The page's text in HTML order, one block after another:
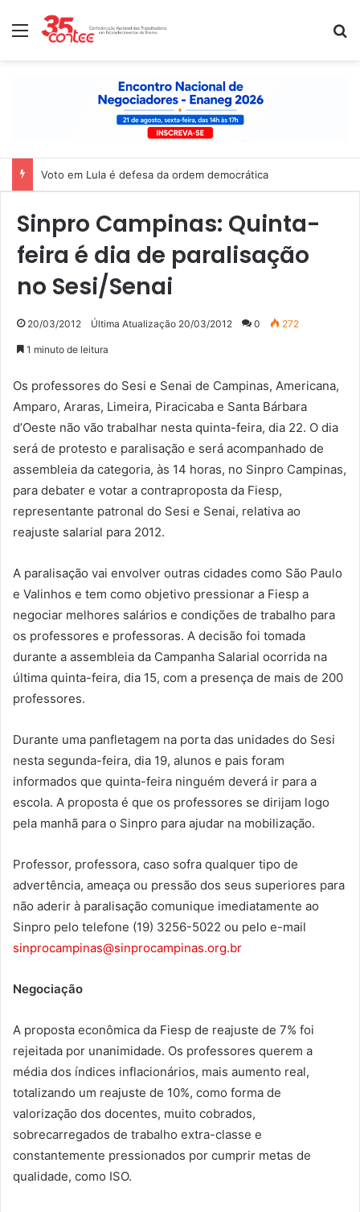
Menu
Voto em Lula é defesa da ordem democrática
Sinpro Campinas: Quinta-
feira é dia de paralisação
no Sesi/Senai
20/03/2012 Última Atualização 20/03/2012 0 272
1 minuto de leitura
Os professores do Sesi e Senai de Campinas, Americana,
Amparo, Araras, Limeira, Piracicaba e Santa Bárbara
d’Oeste não vão trabalhar nesta quinta-feira, dia 22. O dia
será de protesto e paralisação e será acompanhado de
assembleia da categoria, às 14 horas, no Sinpro Campinas,
para debater e votar a contraproposta da Fiesp,
representante patronal do Sesi e Senai, relativa ao
reajuste salarial para 2012.
A paralisação vai envolver outras cidades como São Paulo
e Valinhos e tem como objetivo pressionar a Fiesp a
negociar melhores salários e condições de trabalho para
os professores e professoras. A decisão foi tomada
durante a assembleia da Campanha Salarial ocorrida na
última quinta-feira, dia 15, com a presença de mais de 200
professores.
Durante uma panfletagem na porta das unidades do Sesi
nesta segunda-feira, dia 19, alunos e pais foram
informados que quinta-feira ninguém deverá ir para a
escola. A proposta é que os professores se dirijam logo
pela manhã para o Sinpro para ajudar na mobilização.
Professor, professora, caso sofra qualquer tipo de
advertência, ameaça ou pressão dos seus superiores para
não aderir à paralisação comunique imediatamente ao
Sinpro pelo telefone (19) 3256-5022 ou pelo e-mail
sinprocampinas@sinprocampinas.org.br
Negociação
A proposta econômica da Fiesp de reajuste de 7% foi
rejeitada por unanimidade. Os professores querem a
média dos índices inflacionários, mais aumento real,
totalizando um reajuste de 10%, como forma de
valorização dos docentes, muito cobrados,
sobrecarregados de trabalho extra-classe e
constantemente pressionados por cumprir metas de
qualidade, como ISO.